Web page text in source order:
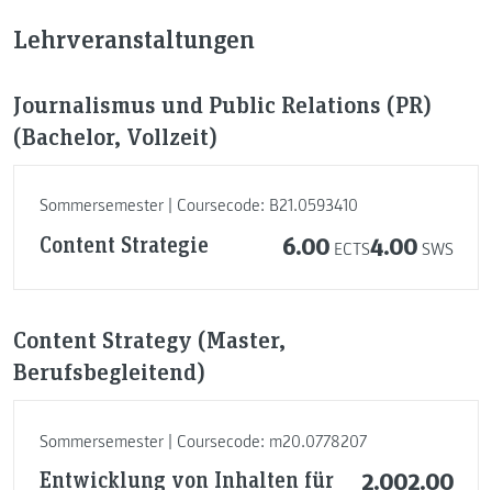
Lehrveranstaltungen
Journalismus und Public Relations (PR)
(Bachelor, Vollzeit)
Sommersemester | Coursecode: B21.0593410
Content Strategie 6.00 ECTS4.00 SWS
Content Strategy (Master,
Berufsbegleitend)
Sommersemester | Coursecode: m20.0778207
Entwicklung von Inhalten für
2.002.00